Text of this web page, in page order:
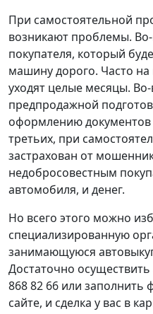
При самостоятельной
возникают проблемы.
покупателя, который
машину дорого. Часто на
уходят целые месяцы.
предпродажной
оформлению документов
третьих, при
застрахован от
недобросовестным
автомобиля, и денег.
Но всего этого можно
специализированную
занимающуюся
Достаточно
868 82 66 или заполнить
сайте, и сделка у вас в